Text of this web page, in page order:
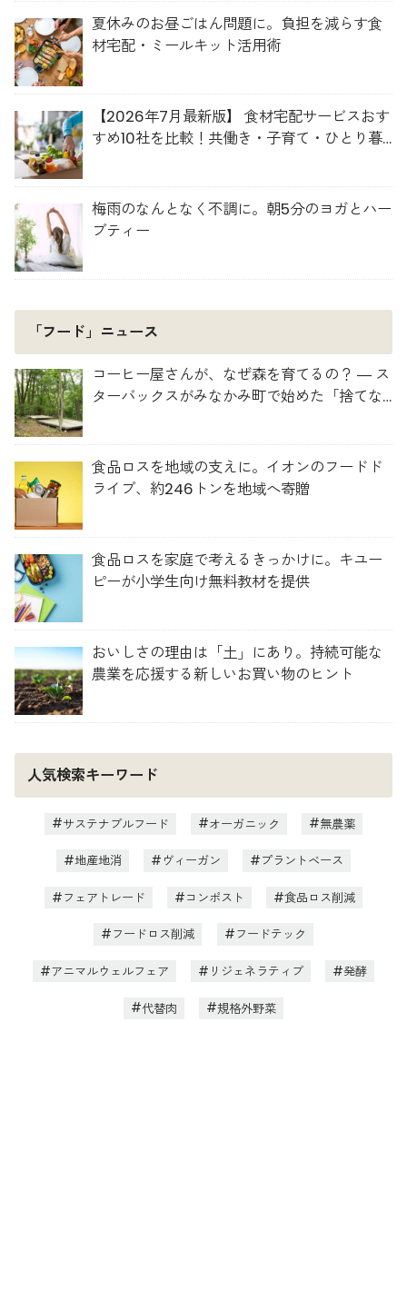
夏休みのお昼ごはん問題に。負担を減らす食
材宅配・ミールキット活用術
【2026年7月最新版】 食材宅配サービスおす
すめ10社を比較！共働き・子育て・ひとり暮
梅雨のなんとなく不調に。朝5分のヨガとハー
ブティー
「フード」ニュース
コーヒー屋さんが、なぜ森を育てるの？ ― ス
ターバックスがみなかみ町で始めた「捨てな
食品ロスを地域の支えに。イオンのフードド
ライブ、約246トンを地域へ寄贈
食品ロスを家庭で考えるきっかけに。キユー
ピーが小学生向け無料教材を提供
おいしさの理由は「土」にあり。持続可能な
農業を応援する新しいお買い物のヒント
人気検索キーワード
サステナブルフード オーガニック 無農薬
地産地消 ヴィーガン プラントベース
フェアトレード コンポスト 食品ロス削減
フードロス削減 フードテック
アニマルウェルフェア リジェネラティブ 発酵
代替肉 規格外野菜